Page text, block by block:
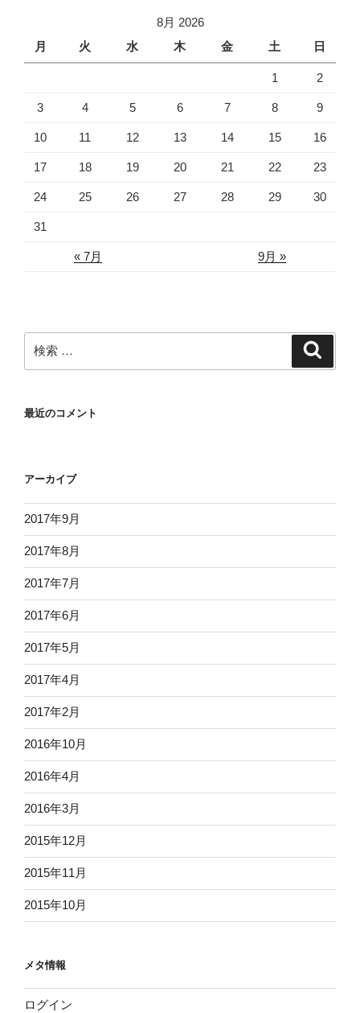
8月 2026
月
火 水 木 金 土 日
« 7月 9月 »
1 2
3 4 5 6 7 8 9
10 11 12 13 14 15 16
17 18 19 20 21 22 23
24 25 26 27 28 29 30
31
検
索:
最近のコメント
アーカイブ
2017年9月
2017年8月
2017年7月
2017年6月
2017年5月
2017年4月
2017年2月
2016年10月
2016年4月
2016年3月
2015年12月
2015年11月
2015年10月
メタ情報
ログイン